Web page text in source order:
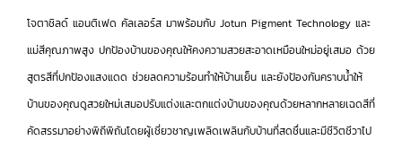
โจตาชิลด์ แอนติเฟด คัลเลอร์ส มาพร้อมกับ Jotun Pigment Technology และ
แม่สีคุณภาพสูง ปกป้องบ้านของคุณให้คงความสวยสะอาดเหมือนใหม่อยู่เสมอ ด้วย
สูตรสีที่ปกป้องแสงแดด ช่วยลดความร้อนทำให้บ้านเย็น และยังป้องกันคราบน้ำให้
บ้านของคุณดูสวยใหม่เสมอปรับแต่งและตกแต่งบ้านของคุณด้วยหลากหลายเฉดสีที่
คัดสรรมาอย่างพิถีพิถันโดยผู้เชี่ยวชาญเพลิดเพลินกับบ้านที่สดชื่นและมีชีวิตชีวาไป